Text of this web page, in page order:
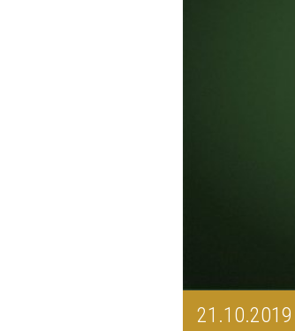
21.10.2019